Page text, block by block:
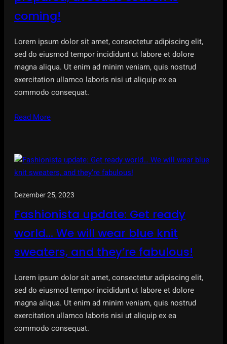
coming!
Lorem ipsum dolor sit amet, consectetur adipiscing elit,
sed do eiusmod tempor incididunt ut labore et dolore
magna aliqua. Ut enim ad minim veniam, quis nostrud
exercitation ullamco laboris nisi ut aliquip ex ea
commodo consequat.
Read More
Dezember 25, 2023
Fashionista update: Get ready
world… We will wear blue knit
sweaters, and they’re fabulous!
Lorem ipsum dolor sit amet, consectetur adipiscing elit,
sed do eiusmod tempor incididunt ut labore et dolore
magna aliqua. Ut enim ad minim veniam, quis nostrud
exercitation ullamco laboris nisi ut aliquip ex ea
commodo consequat.